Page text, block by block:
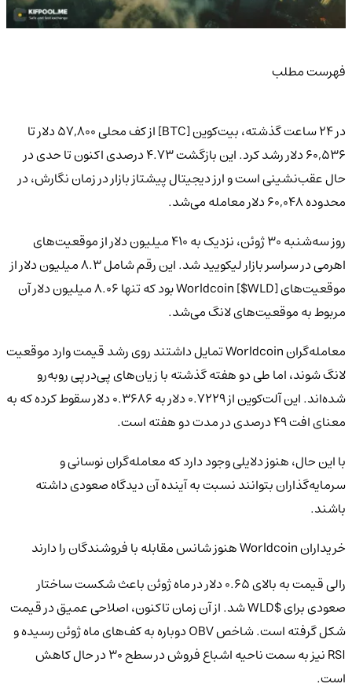
فهرست مطلب
در 24 ساعت گذشته، بیت‌کوین [BTC] از کف محلی 57,800 دلار تا
60,536 دلار رشد کرد. این بازگشت 4.73 درصدی اکنون تا حدی در
حال عقب‌نشینی است و ارز دیجیتال پیشتاز بازار در زمان نگارش، در
محدوده 60,048 دلار معامله می‌شد.
روز سه‌شنبه 30 ژوئن، نزدیک به 410 میلیون دلار از موقعیت‌های
اهرمی در سراسر بازار لیکویید شد. این رقم شامل 8.3 میلیون دلار از
موقعیت‌های Worldcoin [$WLD] بود که تنها 8.06 میلیون دلار آن
مربوط به موقعیت‌های لانگ می‌شد.
معامله‌گران Worldcoin تمایل داشتند روی رشد قیمت وارد موقعیت
لانگ شوند، اما طی دو هفته گذشته با زیان‌های پی‌درپی روبه‌رو
شده‌اند. این آلت‌کوین از 0.7229 دلار به 0.3686 دلار سقوط کرده که به
معنای افت 49 درصدی در مدت دو هفته است.
با این حال، هنوز دلایلی وجود دارد که معامله‌گران نوسانی و
سرمایه‌گذاران بتوانند نسبت به آینده آن دیدگاه صعودی داشته
باشند.
خریداران Worldcoin هنوز شانس مقابله با فروشندگان را دارند
رالی قیمت به بالای 0.65 دلار در ماه ژوئن باعث شکست ساختار
صعودی برای $WLD شد. از آن زمان تاکنون، اصلاحی عمیق در قیمت
شکل گرفته است. شاخص OBV دوباره به کف‌های ماه ژوئن رسیده و
RSI نیز به سمت ناحیه اشباع فروش در سطح 30 در حال کاهش
است.